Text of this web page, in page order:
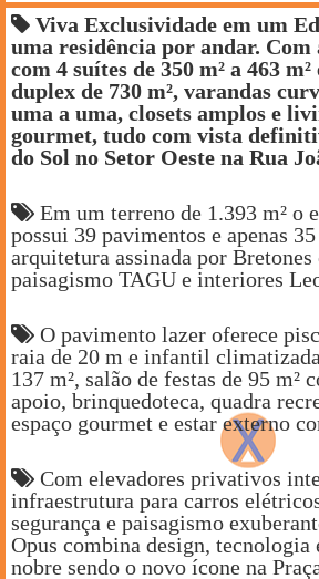
Viva Exclusividade em um
uma residência por andar. Com
com 4 suítes de 350 m² a 463
duplex de 730 m², varandas
uma a uma, closets amplos e
gourmet, tudo com vista
do Sol no Setor Oeste na Rua
Em um terreno de 1.393 m² o
possui 39 pavimentos e apenas
arquitetura assinada por Bretones
paisagismo TAGU e interiores
O pavimento lazer oferece
raia de 20 m e infantil
137 m², salão de festas de 95 m²
apoio, brinquedoteca, quadra
espaço gourmet e estar externo
Com elevadores privativos
infraestrutura para carros
segurança e paisagismo
Opus combina design, tecnologia
nobre sendo o novo ícone na